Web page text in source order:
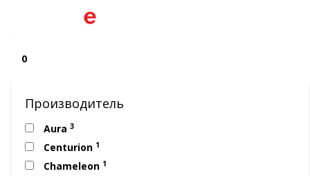
0
Производитель
Aura 3
Centurion 1
Chameleon 1